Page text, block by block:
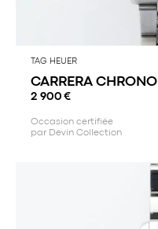
TAG HEUER
CARRERA CHRONO
2 900 €
Occasion certifiée
par Devin Collection